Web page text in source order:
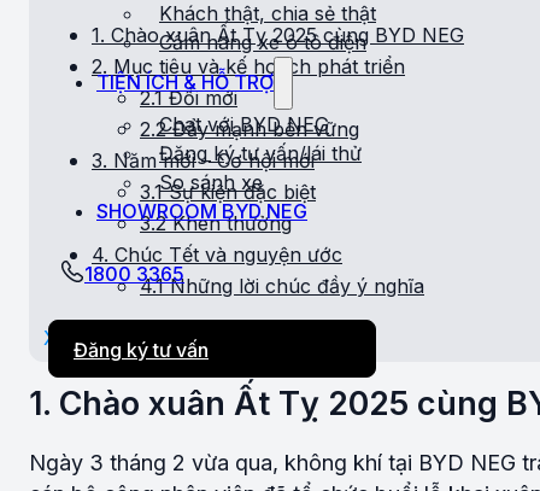
Khách thật, chia sẻ thật
Cẩm nang xe ô tô điện
TIỆN ÍCH & HỖ TRỢ
Chat với BYD NEG
Đăng ký tư vấn/lái thử
So sánh xe
SHOWROOM BYD NEG
1800 3365
Đăng ký tư vấn
1. Chào xuân Ất Tỵ 2025 cùng BYD NEG
2. Mục tiêu và kế hoạch phát triển
2.1 Đổi mới
2.2 Đẩy mạnh bền vững
3. Năm mới – Cơ hội mới
3.1 Sự kiện đặc biệt
3.2 Khen thưởng
4. Chúc Tết và nguyện ước
4.1 Những lời chúc đầy ý nghĩa
Xem thêm
1. Chào xuân Ất Tỵ 2025 cùng
Ngày 3 tháng 2 vừa qua, không khí tại BYD NEG